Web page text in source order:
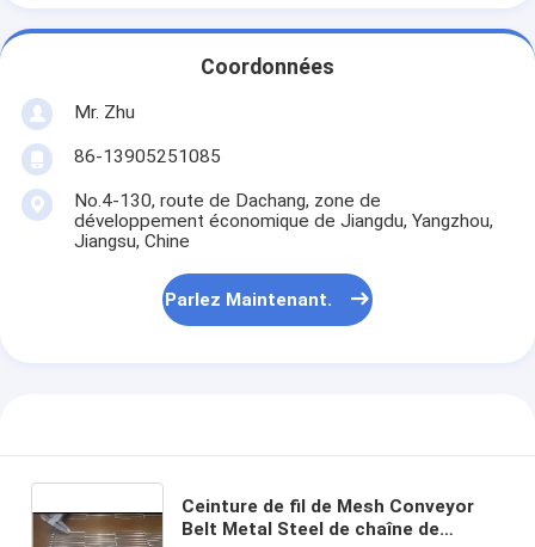
Coordonnées
Mr. Zhu
86-13905251085
No.4-130, route de Dachang, zone de
développement économique de Jiangdu, Yangzhou,
Jiangsu, Chine
Parlez Maintenant.
Ceinture de fil de Mesh Conveyor
Belt Metal Steel de chaîne de